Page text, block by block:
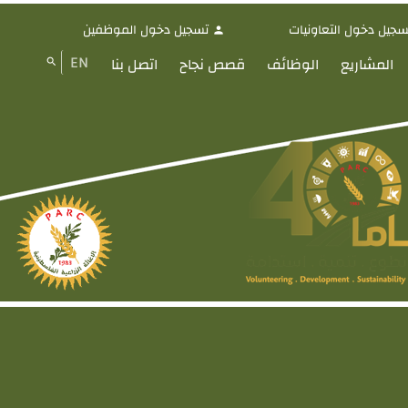
دخول التعاونيات person تسجيل دخول الموظفين
المشاريع الوظائف قصص نجاح اتصل بنا EN
search